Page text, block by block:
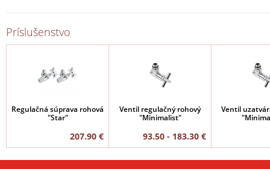
Príslušenstvo
Regulačná súprava rohová
"Star"
207.90 €
Ventil regulačný rohový
"Minimalist"
93.50 - 183.30 €
Ventil